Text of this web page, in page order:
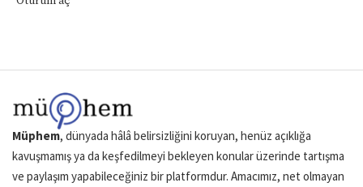
Müphem, dünyada hâlâ belirsizliğini koruyan, henüz açıklığa
kavuşmamış ya da keşfedilmeyi bekleyen konular üzerinde tartışma
ve paylaşım yapabileceğiniz bir platformdur. Amacımız, net olmayan